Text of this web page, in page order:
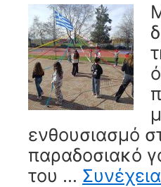
ενθουσιασμό
παραδοσιακό
του … Συνέχεια